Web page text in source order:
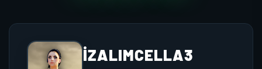
IZALIMCELLA3